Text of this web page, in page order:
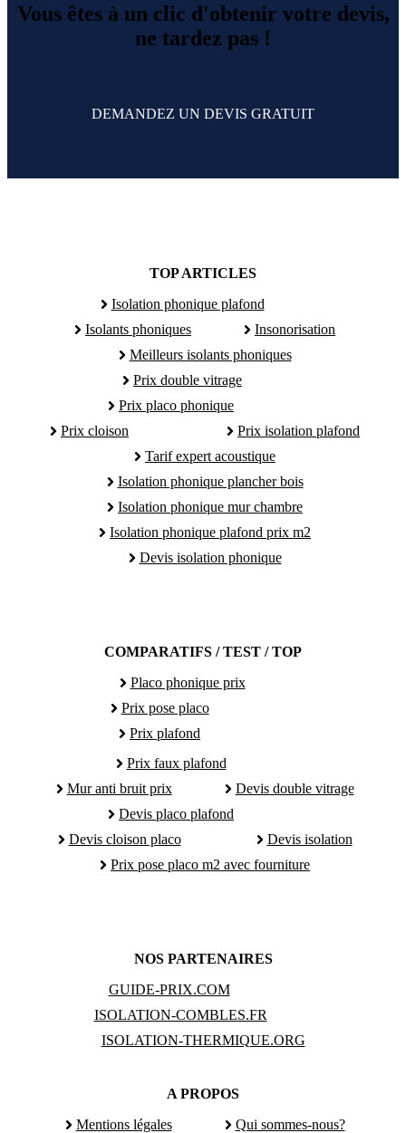
Vous êtes à un clic d'obtenir votre devis,
ne tardez pas !
DEMANDEZ UN DEVIS GRATUIT
TOP ARTICLES
Isolation phonique plafond
Isolants phoniques
Insonorisation
Meilleurs isolants phoniques
Prix double vitrage
Prix placo phonique
Prix cloison
Prix isolation plafond
Tarif expert acoustique
Isolation phonique plancher bois
Isolation phonique mur chambre
Isolation phonique plafond prix m2
Devis isolation phonique
COMPARATIFS / TEST / TOP
Placo phonique prix
Prix pose placo
Prix plafond
Prix faux plafond
Mur anti bruit prix
Devis double vitrage
Devis placo plafond
Devis cloison placo
Devis isolation
Prix pose placo m2 avec fourniture
NOS PARTENAIRES
GUIDE-PRIX.COM
ISOLATION-COMBLES.FR
ISOLATION-THERMIQUE.ORG
A PROPOS
Mentions légales
Qui sommes-nous?